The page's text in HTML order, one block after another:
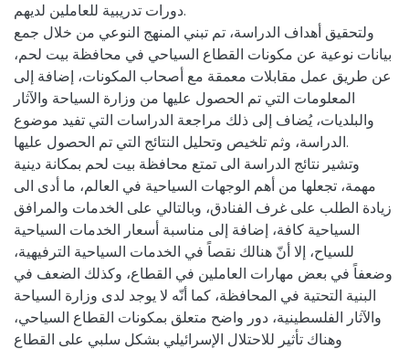
دورات تدريبية للعاملين لديهم.
ولتحقيق أهداف الدراسة، تم تبني المنهج النوعي من خلال جمع
بيانات نوعية عن مكونات القطاع السياحي في محافظة بيت لحم،
عن طريق عمل مقابلات معمقة مع أصحاب المكونات، إضافة إلى
المعلومات التي تم الحصول عليها من وزارة السياحة والآثار
والبلديات، يُضاف إلى ذلك مراجعة الدراسات التي تفيد موضوع
الدراسة، وثم تلخيص وتحليل النتائج التي تم الحصول عليها.
وتشير نتائج الدراسة الى تمتع محافظة بيت لحم بمكانة دينية
مهمة، تجعلها من أهم الوجهات السياحية في العالم، ما أدى الى
زيادة الطلب على غرف الفنادق، وبالتالي على الخدمات والمرافق
السياحية كافة، إضافة إلى مناسبة أسعار الخدمات السياحية
للسياح، إلا أنّ هنالك نقصاً في الخدمات السياحية الترفيهية،
وضعفاً في بعض مهارات العاملين في القطاع، وكذلك الضعف في
البنية التحتية في المحافظة، كما أنّه لا يوجد لدى وزارة السياحة
والآثار الفلسطينية، دور واضح متعلق بمكونات القطاع السياحي،
وهناك تأثير للاحتلال الإسرائيلي بشكل سلبي على القطاع